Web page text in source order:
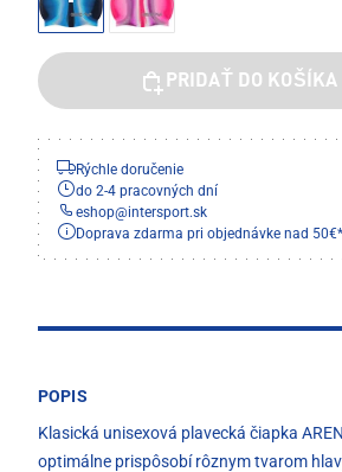
PRIDAŤ DO KOŠÍKA
Rýchle doručenie
do 2-4 pracovných dní
eshop@intersport.sk
Doprava zdarma pri objednávke nad
POPIS
Klasická unisexová plavecká čiapka
optimálne prispôsobí rôznym tvarom